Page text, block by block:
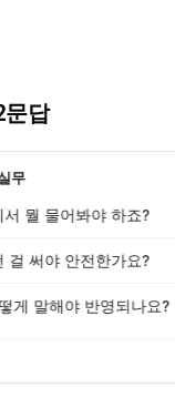
문답
뭘 물어봐야 하죠?
써야 안전한가요?
말해야 반영되나요?